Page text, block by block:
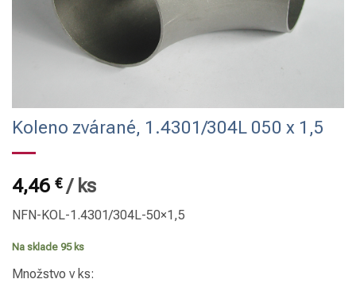
Koleno zvárané, 1.4301/304L 050 x 1,5
4,46 €/ ks
NFN-KOL-1.4301/304L-50×1,5
Na sklade 95 ks
Množstvo v ks: